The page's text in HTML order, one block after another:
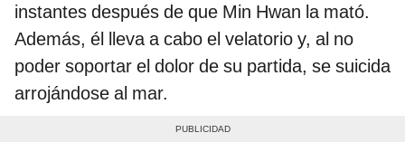
instantes después de que Min Hwan la mató.
Además, él lleva a cabo el velatorio y, al no
poder soportar el dolor de su partida, se suicida
arrojándose al mar.